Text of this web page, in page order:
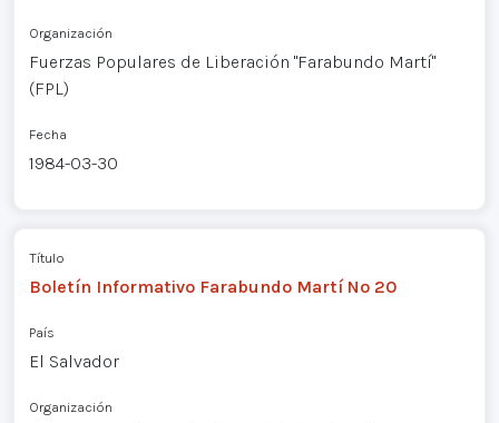
Organización
Fuerzas Populares de Liberación "Farabundo Martí"
(FPL)
Fecha
1984-03-30
Título
Boletín Informativo Farabundo Martí Nº 20
País
El Salvador
Organización